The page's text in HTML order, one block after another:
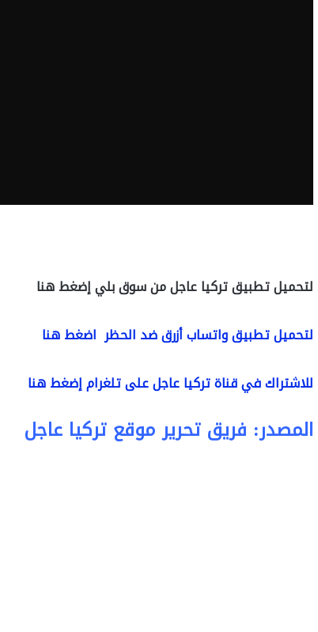
لتحميل تطبيق تركيا عاجل من سوق بلي إضغط هنا
لتحميل تطبيق واتساب أزرق ضد الحظر اضغط هنا
للاشتراك في قناة تركيا عاجل على تلغرام إضغط هنا
المصدر: فريق تحرير موقع تركيا عاجل